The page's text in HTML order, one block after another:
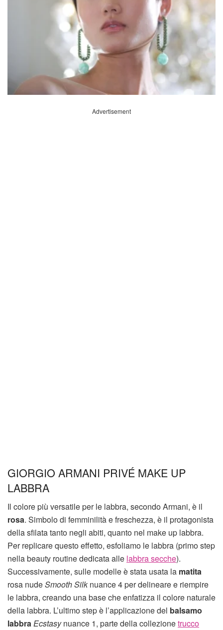
Advertisement
GIORGIO ARMANI PRIVÉ MAKE UP
LABBRA
Il colore più versatile per le labbra, secondo Armani, è il
rosa. Simbolo di femminilità e freschezza, è il protagonista
della sfilata tanto negli abiti, quanto nel make up labbra.
Per replicare questo effetto, esfoliamo le labbra (primo step
nella beauty routine dedicata alle labbra secche).
Successivamente, sulle modelle è stata usata la matita
rosa nudeSmooth Silknuance 4 per delineare e riempire
le labbra, creando una base che enfatizza il colore naturale
della labbra. L’ultimo step è l’applicazione del balsamo
labbraEcstasynuance 1, parte della collezionetrucco